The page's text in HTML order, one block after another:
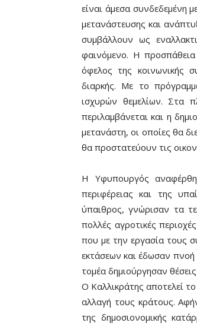
είναι άμεσα συνδεδεμένη
μετανάστευσης και
συμβάλλουν ως
φαινόμενο. Η προσπάθεια
όφελος της κοινωνικής
διαρκής. Με το
ισχυρών θεμελίων. Στα
περιλαμβάνεται και η
μετανάστη, οι οποίες θα
θα προστατεύουν τις
Η Υφυπουργός
περιφέρειας και της
ύπαιθρος, γνώρισαν τα
πολλές αγροτικές
που με την εργασία τους
εκτάσεων και έδωσαν πνοή
τομέα δημιούργησαν
O Καλλικράτης αποτελεί
αλλαγή τους κράτους.
της δημοσιονομικής